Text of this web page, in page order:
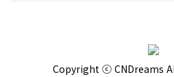
서 고군
취당하
반드시
하늘에
"오늘도
나!" 하는
Copyright ⓒ CNDreams